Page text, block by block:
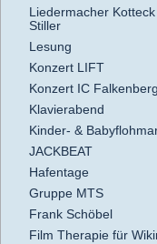
Liedermacher
Stiller
Lesung
Konzert LIFT
Konzert IC Falkenberg
Klavierabend
Kinder- &
JACKBEAT
Hafentage
Gruppe MTS
Frank Schöbel
Film Therapie für